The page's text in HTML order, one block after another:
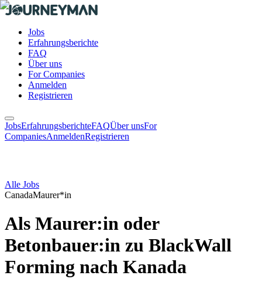
Jobs
Erfahrungsberichte
FAQ
Über uns
For Companies
Anmelden
Registrieren
JobsErfahrungsberichteFAQÜber unsFor
CompaniesAnmeldenRegistrieren
Alle Jobs
CanadaMaurer*in
Als Maurer:in oder
Betonbauer:in zu BlackWall
Forming nach Kanada